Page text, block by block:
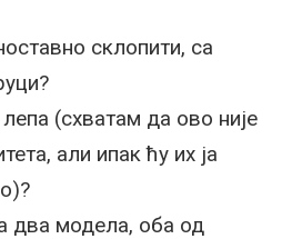
склопити, са
(схватам да ово није
али ипак ћу их ја
два модела, оба од